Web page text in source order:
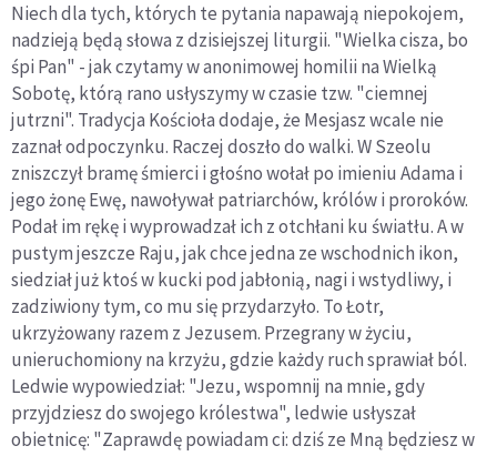
Niech dla tych, których te pytania napawają niepokojem,
nadzieją będą słowa z dzisiejszej liturgii. "Wielka cisza, bo
śpi Pan" - jak czytamy w anonimowej homilii na Wielką
Sobotę, którą rano usłyszymy w czasie tzw. "ciemnej
jutrzni". Tradycja Kościoła dodaje, że Mesjasz wcale nie
zaznał odpoczynku. Raczej doszło do walki. W Szeolu
zniszczył bramę śmierci i głośno wołał po imieniu Adama i
jego żonę Ewę, nawoływał patriarchów, królów i proroków.
Podał im rękę i wyprowadzał ich z otchłani ku światłu. A w
pustym jeszcze Raju, jak chce jedna ze wschodnich ikon,
siedział już ktoś w kucki pod jabłonią, nagi i wstydliwy, i
zadziwiony tym, co mu się przydarzyło. To Łotr,
ukrzyżowany razem z Jezusem. Przegrany w życiu,
unieruchomiony na krzyżu, gdzie każdy ruch sprawiał ból.
Ledwie wypowiedział: "Jezu, wspomnij na mnie, gdy
przyjdziesz do swojego królestwa", ledwie usłyszał
obietnicę: "Zaprawdę powiadam ci: dziś ze Mną będziesz w